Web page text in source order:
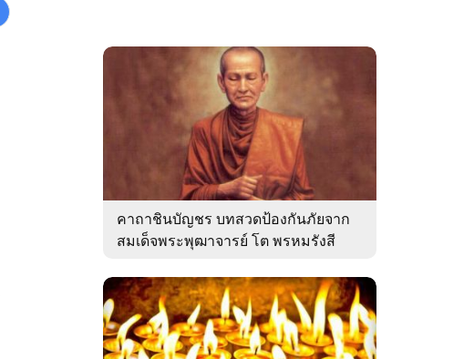
คาถาชินบัญชร บทสวดป้องกันภัยจาก
สมเด็จพระพุฒาจารย์ โต พรหมรังสี